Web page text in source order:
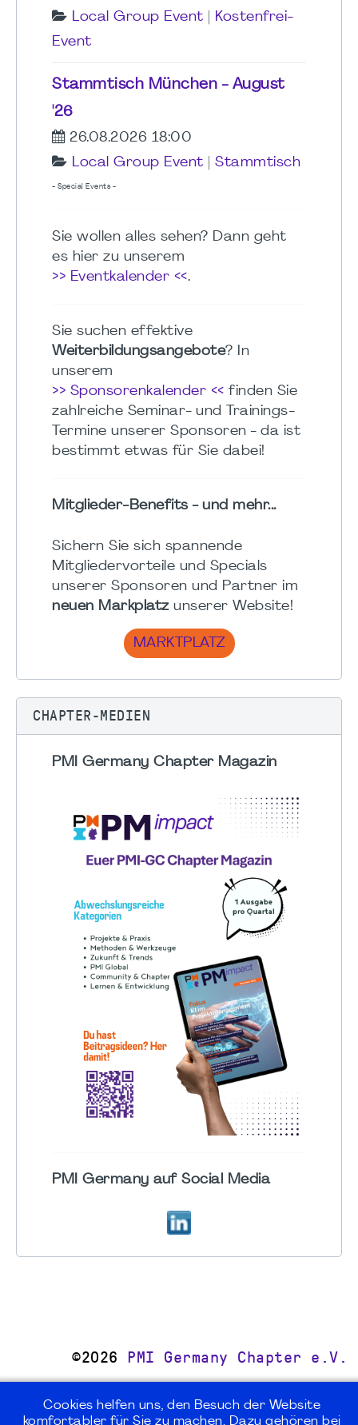
Local Group Event
Kostenfrei-
Event
Stammtisch München - August
'26
26.08.2026 18:00
Local Group Event
Stammtisch
- Special Events -
Sie wollen alles sehen? Dann geht
es hier zu unserem
>> Eventkalender <<.
Sie suchen effektive
Weiterbildungsangebote? In
unserem
>> Sponsorenkalender << finden Sie
zahlreiche Seminar- und Trainings-
Termine unserer Sponsoren - da ist
bestimmt etwas für Sie dabei!
Mitglieder-Benefits - und mehr...
Sichern Sie sich spannende
Mitgliedervorteile und Specials
unserer Sponsoren und Partner im
neuen Markplatzunserer Website!
MARKTPLATZ
CHAPTER-MEDIEN
PMI Germany Chapter Magazin
PMI Germany auf Social Media
©2026 PMI Germany Chapter e.V.
Datenschutz / Privacy Policy |
Cookies helfen uns, den Besuch der Website
komfortabler für Sie zu machen. Dazu gehören bei